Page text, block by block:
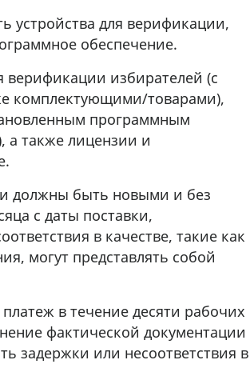
устройства для верификации,
обеспечение.
верификации избирателей (с
комплектующими/товарами),
программным
а также лицензии и
должны быть новыми и без
с даты поставки,
в качестве, такие как
могут представлять собой
в течение десяти рабочих
фактической документации
задержки или несоответствия в